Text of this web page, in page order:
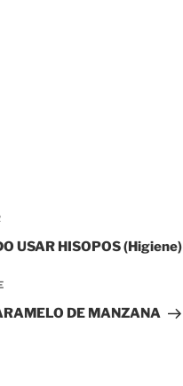
USAR HISOPOS (Higiene)
DE MANZANA